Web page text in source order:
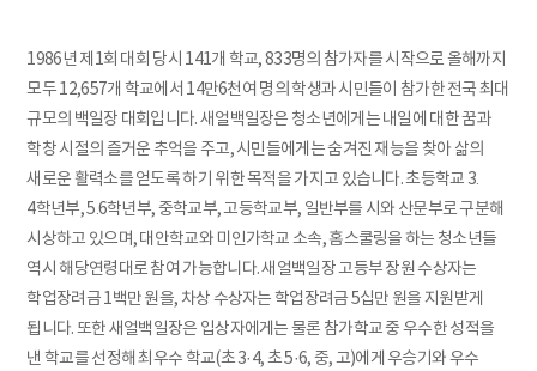
1986년 제1회 대회 당시 141개 학교, 833명의 참가자를 시작으로 올해까지
모두 12,657개 학교에서 14만6천여 명의 학생과 시민들이 참가한 전국 최대
규모의 백일장 대회입니다. 새얼백일장은 청소년에게는 내일에 대한 꿈과
학창 시절의 즐거운 추억을 주고, 시민들에게는 숨겨진 재능을 찾아 삶의
새로운 활력소를 얻도록 하기 위한 목적을 가지고 있습니다. 초등학교 3․
4학년부, 5․6학년부, 중학교부, 고등학교부, 일반부를 시와 산문부로 구분해
시상하고 있으며, 대안학교와 미인가학교 소속, 홈스쿨링을 하는 청소년들
역시 해당연령대로 참여 가능합니다. 새얼백일장 고등부 장원 수상자는
학업장려금 1백만 원을, 차상 수상자는 학업장려금 5십만 원을 지원받게
됩니다. 또한 새얼백일장은 입상자에게는 물론 참가학교 중 우수한 성적을
낸 학교를 선정해 최우수 학교(초 3·4, 초 5·6, 중, 고)에게 우승기와 우수